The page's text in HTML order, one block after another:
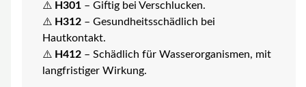
⚠️ H301– Giftig bei Verschlucken.
⚠️ H312– Gesundheitsschädlich bei
Hautkontakt.
⚠️ H412– Schädlich für Wasserorganismen, mit
langfristiger Wirkung.